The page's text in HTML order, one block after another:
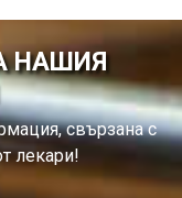
НАШИЯ
свързана с
лекари!